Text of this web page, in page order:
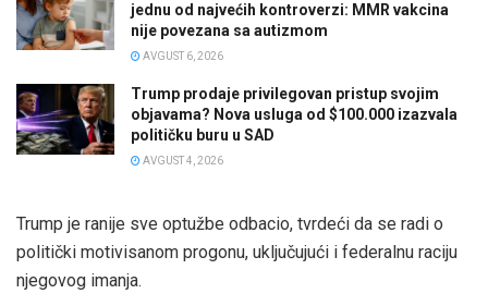
jednu od najvećih kontroverzi: MMR vakcina
nije povezana sa autizmom
AVGUST 6, 2026
Trump prodaje privilegovan pristup svojim
objavama? Nova usluga od $100.000 izazvala
političku buru u SAD
AVGUST 4, 2026
Trump je ranije sve optužbe odbacio, tvrdeći da se radi o
politički motivisanom progonu, uključujući i federalnu raciju
njegovog imanja.